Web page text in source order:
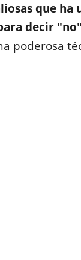
que ha
decir "no"
poderosa